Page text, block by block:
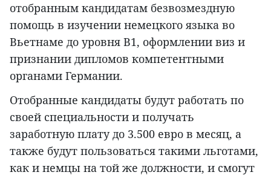
отобранным кандидатам безвозмездную
помощь в изучении немецкого языка во
Вьетнаме до уровня B1, оформлении виз и
признании дипломов компетентными
органами Германии.
Отобранные кандидаты будут работать по
своей специальности и получать
заработную плату до 3.500 евро в месяц, а
также будут пользоваться такими льготами,
как и немцы на той же должности, и смогут